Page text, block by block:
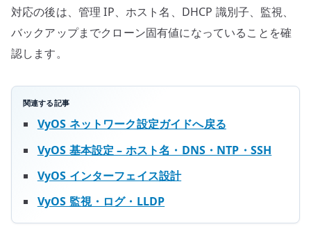
対応の後は、管理 IP、ホスト名、DHCP 識別子、監視、
バックアップまでクローン固有値になっていることを確
認します。
関連する記事
VyOS ネットワーク設定ガイドへ戻る
VyOS 基本設定 – ホスト名・DNS・NTP・SSH
VyOS インターフェイス設計
VyOS 監視・ログ・LLDP